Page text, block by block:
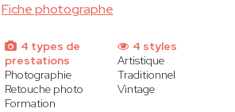
Fiche photographe
4 types de
prestations
Photographie
Retouche photo
Formation
4 styles
Artistique
Traditionnel
Vintage